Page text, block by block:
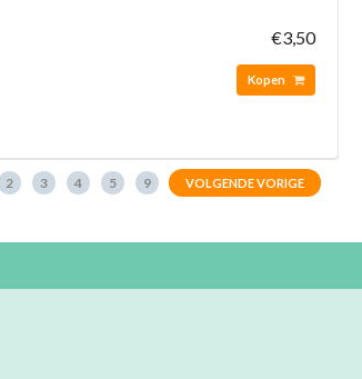
€3,50
Kopen
2 3 4 5 9 VOLGENDE VORIGE